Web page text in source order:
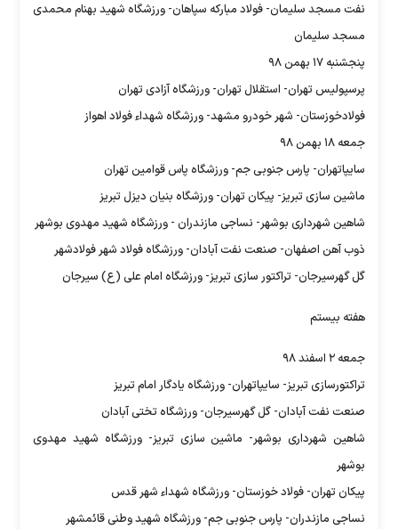
نفت مسجد سلیمان- فولاد مبارکه سپاهان- ورزشگاه شهید بهنام محمدی
مسجد سلیمان
پنجشنبه ۱۷ بهمن ۹۸
پرسپولیس تهران- استقلال تهران- ورزشگاه آزادی تهران
فولادخوزستان- شهر خودرو مشهد- ورزشگاه شهداء فولاد اهواز
جمعه ۱۸ بهمن ۹۸
سایپاتهران- پارس جنوبی جم- ورزشگاه پاس قوامین تهران
ماشین سازی تبریز- پیکان تهران- ورزشگاه بنیان دیزل تبریز
شاهین شهرداری بوشهر- نساجی مازندران - ورزشگاه شهید مهدوی بوشهر
ذوب آهن اصفهان- صنعت نفت آبادان- ورزشگاه فولاد شهر فولادشهر
گل گهرسیرجان- تراکتور سازی تبریز- ورزشگاه امام علی (ع) سیرجان
هفته بیستم
جمعه ۲ اسفند ۹۸
تراکتورسازی تبریز- سایپاتهران- ورزشگاه یادگار امام تبریز
صنعت نفت آبادان- گل گهرسیرجان- ورزشگاه تختی آبادان
شاهین شهرداری بوشهر- ماشین سازی تبریز- ورزشگاه شهید مهدوی
بوشهر
پیکان تهران- فولاد خوزستان- ورزشگاه شهداء شهر قدس
نساجی مازندران- پارس جنوبی جم- ورزشگاه شهید وطنی قائمشهر